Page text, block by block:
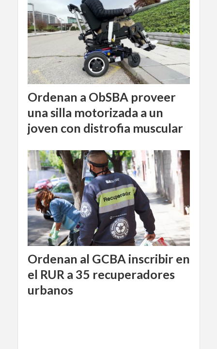
Ordenan a ObSBA proveer
una silla motorizada a un
joven con distrofia muscular
Ordenan al GCBA inscribir en
el RUR a 35 recuperadores
urbanos